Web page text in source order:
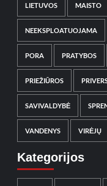
LIETUVOS MAISTO
NEEKSPLOATUOJAMA
PORA PRATYBOS
PRIEŽIŪROS
SAVIVALDYBĖ
VANDENYS VIRĖJŲ
Kategorijos